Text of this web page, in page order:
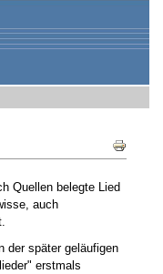
Document
Actions
Quellen belegte Lied
auch
der später geläufigen
erstmals